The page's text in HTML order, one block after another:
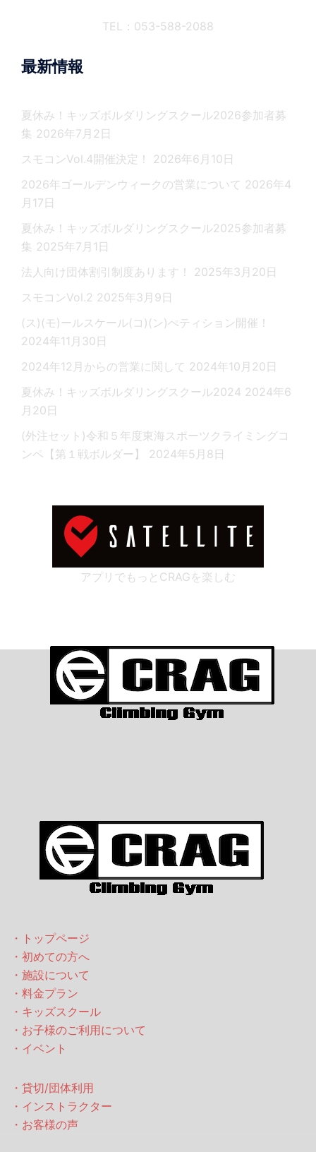
TEL：053-588-2088
最新情報
夏休み！キッズボルダリングスクール2026参加者募
集 2026年7月2日
スモコンVol.4開催決定！
2026年6月10日
2026年ゴールデンウィークの営業について 2026年4
月17日
夏休み！キッズボルダリングスクール2025参加者募
集 2025年7月1日
法人向け団体割引制度あります！
2025年3月20日
スモコンVol.2 2025年3月9日
(ス)(モ)ールスケール(コ)(ン)ぺティション開催！
2024年11月30日
2024年12月からの営業に関して 2024年10月20日
夏休み！キッズボルダリングスクール2024 2024年6
月20日
(外注セット)令和５年度東海スポーツクライミングコ
ンペ【第１戦ボルダー】
2024年5月8日
アプリでもっとCRAGを楽しむ
・トップページ
・初めての方へ
・施設について
・料金プラン
・キッズスクール
・お子様のご利用について
・イベント
・貸切/団体利用
・インストラクター
・お客様の声